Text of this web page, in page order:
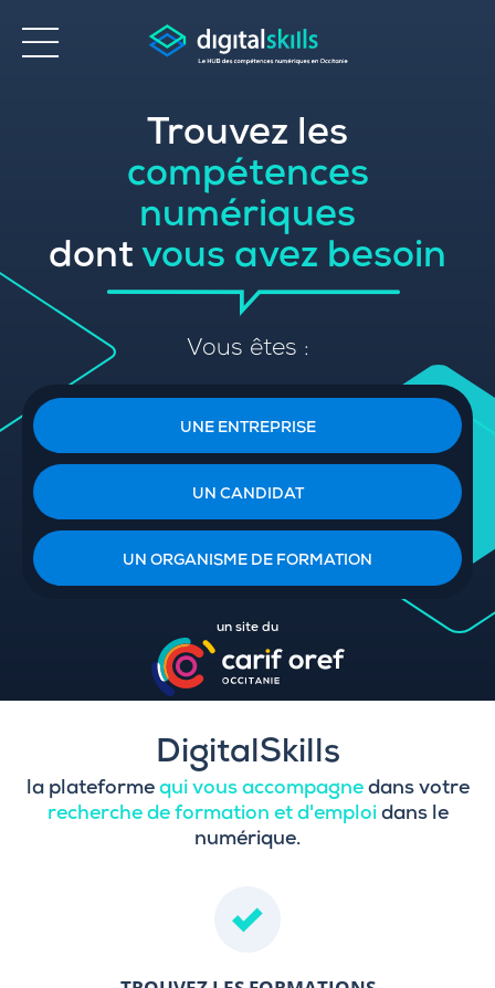
Trouvez les
compétences
numériques
dont vous avez besoin
Vous êtes :
UNE ENTREPRISE
UN CANDIDAT
UN ORGANISME DE FORMATION
un site du
DigitalSkills
la plateforme qui vous accompagnedans votre
recherche de formation et d'emploi dans le
numérique.